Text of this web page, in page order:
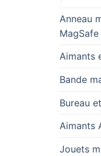
Anneau
MagSafe
Aimants
Bande
Bureau
Aimants
Jouets